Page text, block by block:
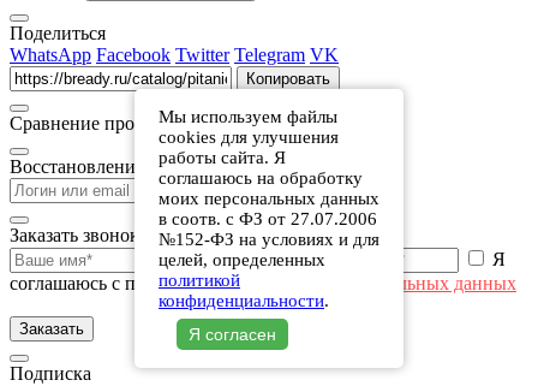
Поделиться
WhatsApp Facebook Twitter Telegram VK
Копировать
Сравнение производителей готовых блюд
Восстановление пароля
Восстановить
Заказать звонок
Я
соглашаюсь с политикойв отношении персональных данных
Заказать
Подписка
Мы используем файлы
cookies для улучшения
работы сайта. Я
соглашаюсь на обработку
моих персональных данных
в соотв. с ФЗ от 27.07.2006
№152-ФЗ на условиях и для
целей, определенных
политикой
конфиденциальности.
Я согласен